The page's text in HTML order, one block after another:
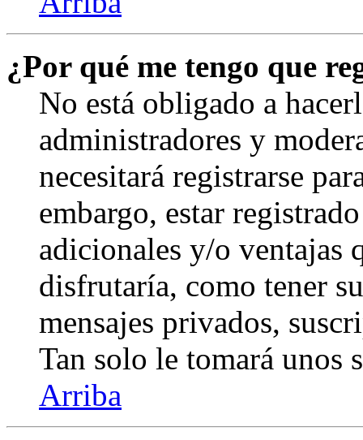
¿Por qué me tengo que
No está obligado a
administradores y
necesitará registrarse
embargo, estar
adicionales y/o ventajas
disfrutaría, como tener
mensajes privados,
Tan solo le tomará unos
Arriba